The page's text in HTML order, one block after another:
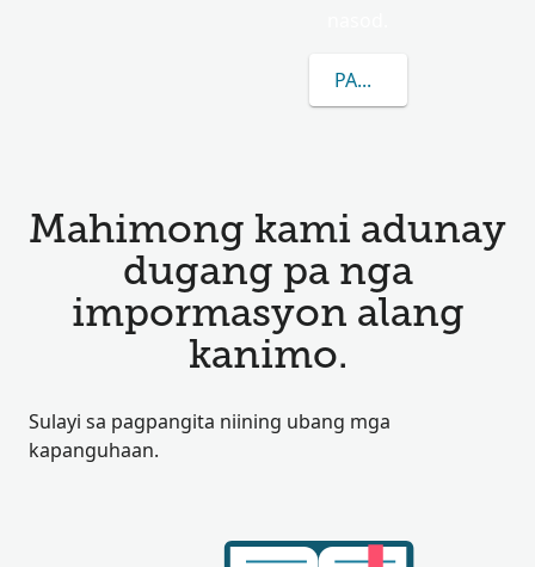
PAGKAT-ON OG
Mahimong kami adunay
dugang pa nga
impormasyon alang
kanimo.
Sulayi sa pagpangita niining ubang mga
kapanguhaan.